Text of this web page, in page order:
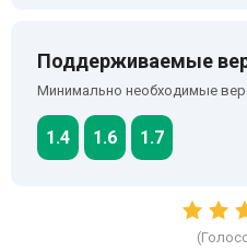
Поддерживаемые
Минимально необходимые
1.4 1.6 1.7